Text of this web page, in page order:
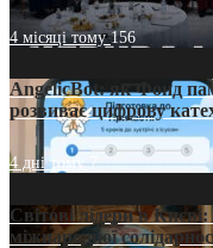
4 місяці тому156
AngelicBot: як Фонд
розвиває цифрову
4 дні тому7
Світові лідери в
міжнародної